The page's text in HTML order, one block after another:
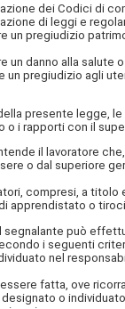
dei Codici di
di leggi e
pregiudizio
danno alla salute
pregiudizio agli
presente legge,
o i rapporti con il
il lavoratore
o dal superiore
compresi, a titolo
apprendistato o
segnalante può
i seguenti
nel
fatta, ove
o